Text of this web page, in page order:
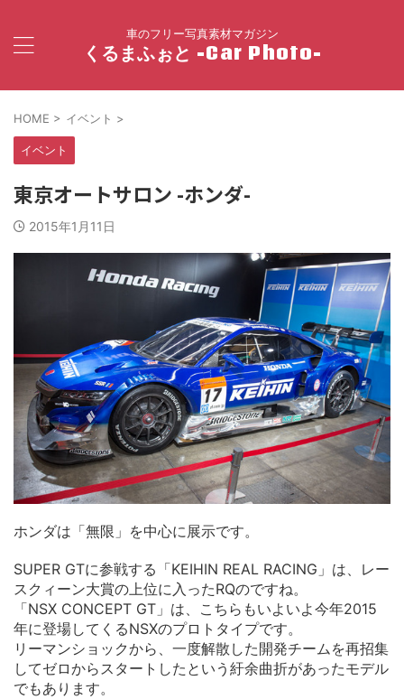
車のフリー写真素材マガジン
くるまふぉと -Car Photo-
HOME > イベント >
イベント
東京オートサロン -ホンダ-
2015年1月11日
ホンダは「無限」を中心に展示です。
SUPER GTに参戦する「KEIHIN REAL RACING」は、レー
スクィーン大賞の上位に入ったRQのですね。
「NSX CONCEPT GT」は、こちらもいよいよ今年2015
年に登場してくるNSXのプロトタイプです。
リーマンショックから、一度解散した開発チームを再招集
してゼロからスタートしたという紆余曲折があったモデル
でもあります。